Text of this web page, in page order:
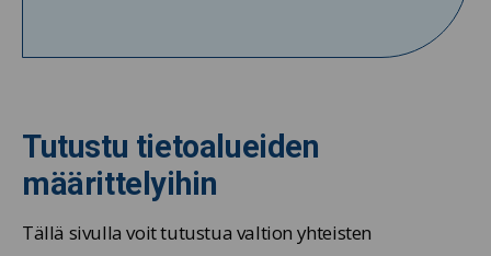
Tutustu tietoalueiden
määrittelyihin
Tällä sivulla voit tutustua valtion yhteisten